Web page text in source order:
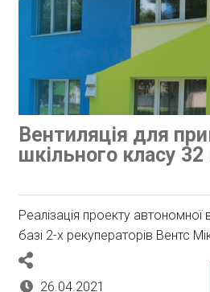
Вентиляція для
шкільного класу
Реалізація проекту автономної
базі 2-х рекуператорів Вентс
26.04.2021